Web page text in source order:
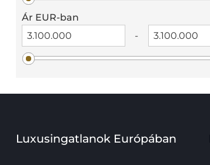
Ár EUR-ban
-
Luxusingatlanok Európában